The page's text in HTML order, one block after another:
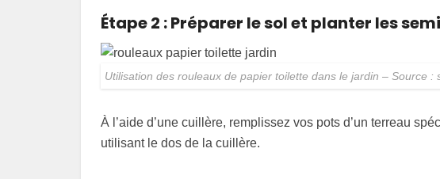
Étape 2 : Préparer le sol et planter les
Utilisation des rouleaux de papier toilette dans le jardin – Source :
À l’aide d’une cuillère, remplissez vos pots d’un terreau
utilisant le dos de la cuillère.